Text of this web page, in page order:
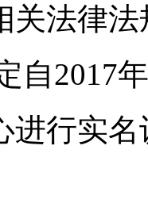
关法律
自2017
进行实名